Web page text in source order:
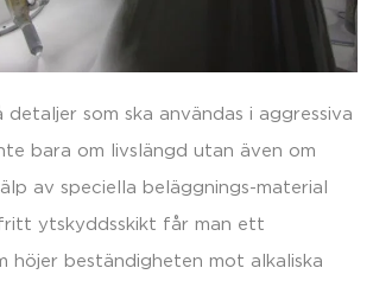
som ska användas i aggressiva
bara om livslängd utan även om
av speciella beläggnings-material
ytskyddsskikt får man ett
höjer beständigheten mot alkaliska